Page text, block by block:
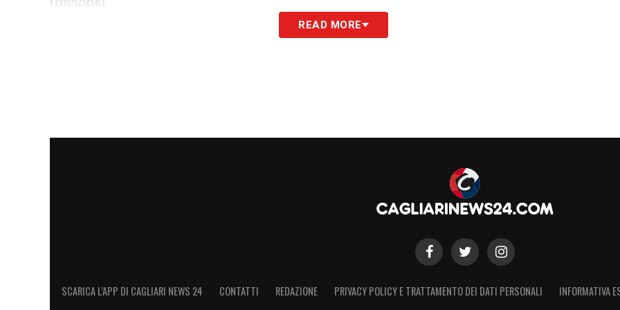
simbolo di un percorso virtuoso
perseguita dal club sardo.
La crescita di Riyad Idrissi continua sotto gli occhi attenti dello staff tecnico di Fabio
Pisacane e dei tifosi: il futuro sulla fascia sinistra rossoblù potrebbe parlare sempre
Kilicsoy, l’agente Pastorello: «Ha il DNA del campione. A Cagliari lo
READ MORE
SCARICA L’APP DI CAGLIARI NEWS 24 CONTATTI REDAZIONE PRIVACY POLICY E TRATTAMENTO DEI DATI PERSONALI INFORMATIVA